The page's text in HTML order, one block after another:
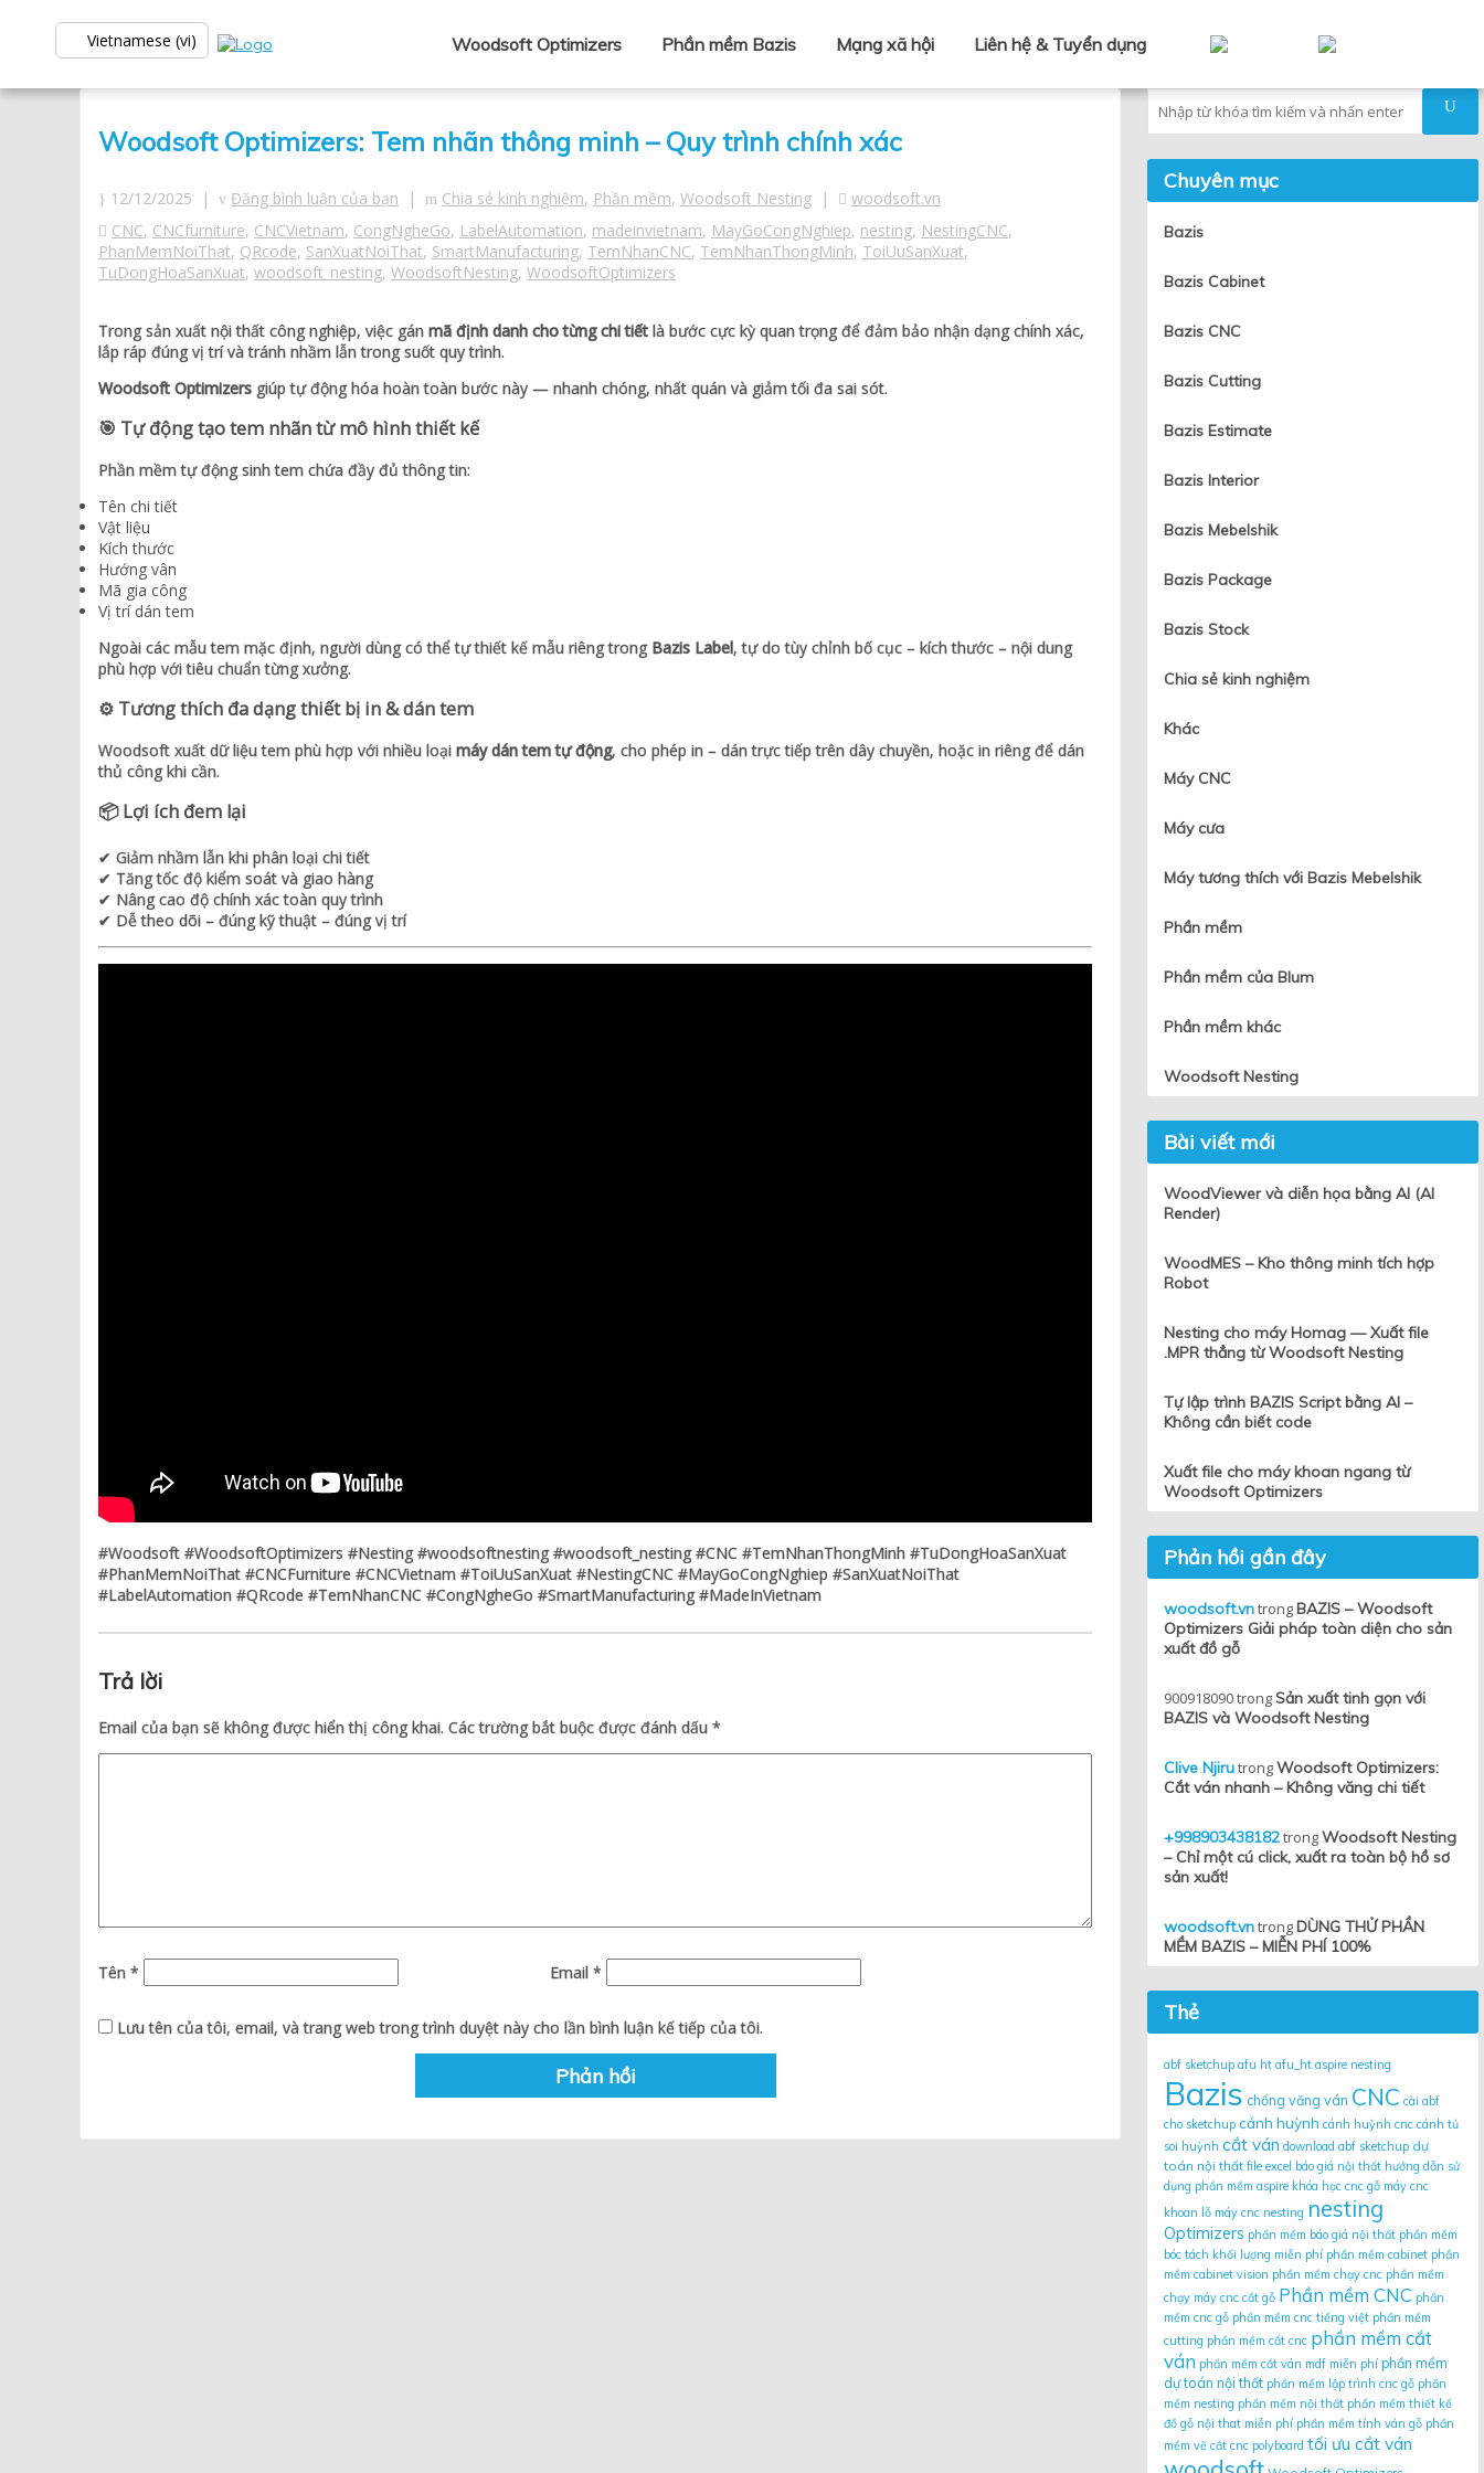
Woodsoft Optimizers Phần mềm Bazis Mạng xã hội Liên hệ & Tuyển dụng
Woodsoft Optimizers: Tem nhãn thông minh – Quy trình chính xác
12/12/2025 | Đăng bình luận của bạn | Chia sẻ kinh nghiệm, Phần mềm, Woodsoft Nesting |
woodsoft.vn
CNC, CNCfurniture, CNCVietnam, CongNgheGo, LabelAutomation, madeinvietnam, MayGoCongNghiep, nesting, NestingCNC,
PhanMemNoiThat, QRcode, SanXuatNoiThat, SmartManufacturing, TemNhanCNC, TemNhanThongMinh, ToiUuSanXuat,
TuDongHoaSanXuat, woodsoft_nesting, WoodsoftNesting, WoodsoftOptimizers
Trong sản xuất nội thất công nghiệp, việc gán mã định danh cho từng chi tiết là bước cực kỳ quan trọng để đảm bảo nhận dạng chính xác,
lắp ráp đúng vị trí và tránh nhầm lẫn trong suốt quy trình.
Woodsoft Optimizers giúp tự động hóa hoàn toàn bước này — nhanh chóng, nhất quán và giảm tối đa sai sót.
🎯 Tự động tạo tem nhãn từ mô hình thiết kế
Phần mềm tự động sinh tem chứa đầy đủ thông tin:
Tên chi tiết
Vật liệu
Kích thước
Hướng vân
Mã gia công
Vị trí dán tem
Ngoài các mẫu tem mặc định, người dùng có thể tự thiết kế mẫu riêng trong Bazis Label, tự do tùy chỉnh bố cục – kích thước – nội dung
phù hợp với tiêu chuẩn từng xưởng.
⚙ Tương thích đa dạng thiết bị in & dán tem
Woodsoft xuất dữ liệu tem phù hợp với nhiều loại máy dán tem tự động, cho phép in – dán trực tiếp trên dây chuyền, hoặc in riêng để dán
thủ công khi cần.
📦 Lợi ích đem lại
✔ Giảm nhầm lẫn khi phân loại chi tiết
✔ Tăng tốc độ kiểm soát và giao hàng
✔ Nâng cao độ chính xác toàn quy trình
✔ Dễ theo dõi – đúng kỹ thuật – đúng vị trí
#Woodsoft #WoodsoftOptimizers #Nesting #woodsoftnesting #woodsoft_nesting #CNC #TemNhanThongMinh #TuDongHoaSanXuat
#PhanMemNoiThat #CNCFurniture #CNCVietnam #ToiUuSanXuat #NestingCNC #MayGoCongNghiep #SanXuatNoiThat
#LabelAutomation #QRcode #TemNhanCNC #CongNgheGo #SmartManufacturing #MadeInVietnam
Trả lời
Email của bạn sẽ không được hiển thị công khai. Các trường bắt buộc được đánh dấu *
Tên * Email *
Lưu tên của tôi, email, và trang web trong trình duyệt này cho lần bình luận kế tiếp của tôi.
Chuyên mục
Bazis
Bazis Cabinet
Bazis CNC
Bazis Cutting
Bazis Estimate
Bazis Interior
Bazis Mebelshik
Bazis Package
Bazis Stock
Chia sẻ kinh nghiệm
Khác
Máy CNC
Máy cưa
Máy tương thích với Bazis Mebelshik
Phần mềm
Phần mềm của Blum
Phần mềm khác
Woodsoft Nesting
Bài viết mới
WoodViewer và diễn họa bằng AI (AI
Render)
WoodMES – Kho thông minh tích hợp
Robot
Nesting cho máy Homag — Xuất file
.MPR thẳng từ Woodsoft Nesting
Tự lập trình BAZIS Script bằng AI –
Không cần biết code
Xuất file cho máy khoan ngang từ
Woodsoft Optimizers
Phản hồi gần đây
woodsoft.vntrongBAZIS – Woodsoft
Optimizers Giải pháp toàn diện cho sản
xuất đồ gỗ
900918090trongSản xuất tinh gọn với
BAZIS và Woodsoft Nesting
Clive NjirutrongWoodsoft Optimizers:
Cắt ván nhanh – Không văng chi tiết
+998903438182trongWoodsoft Nesting
– Chỉ một cú click, xuất ra toàn bộ hồ sơ
sản xuất!
woodsoft.vntrongDÙNG THỬ PHẦN
MỀM BAZIS – MIỄN PHÍ 100%
Thẻ
abf sketchup afu ht afu_ht aspire nesting
Bazis chống văng ván CNC cài abf
cho sketchup cánh huỳnh cánh huỳnh cnc cánh tủ
soi huỳnh cắt ván download abf sketchup dự
toán nội thất file excel báo giá nội thất hướng dẫn sử
dụng phần mềm aspire khóa học cnc gỗ máy cnc
khoan lỗ máy cnc nesting nesting
Optimizers phần mềm báo giá nội thất phần mềm
bóc tách khối lượng miễn phí phần mềm cabinet phần
mềm cabinet vision phần mềm chạy cnc phần mềm
chạy máy cnc cắt gỗ Phần mềm CNC phần
mềm cnc gỗ phần mềm cnc tiếng việt phần mềm
cutting phần mềm cắt cnc phần mềm cắt
ván phần mềm cắt ván mdf miễn phí phần mềm
dự toán nội thất phần mềm lập trình cnc gỗ phần
mềm nesting phần mềm nội thất phần mềm thiết kế
đồ gỗ nội that miễn phí phần mềm tính ván gỗ phần
mềm vẽ cắt cnc polyboard tối ưu cắt ván
Vietnamese (vi)